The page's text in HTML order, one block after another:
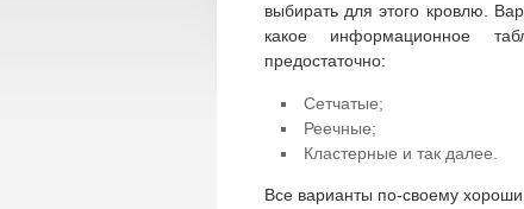
выбирать для этого кровлю.
какое информационное
предостаточно:
Сетчатые;
Реечные;
Кластерные и так далее.
Все варианты по-своему